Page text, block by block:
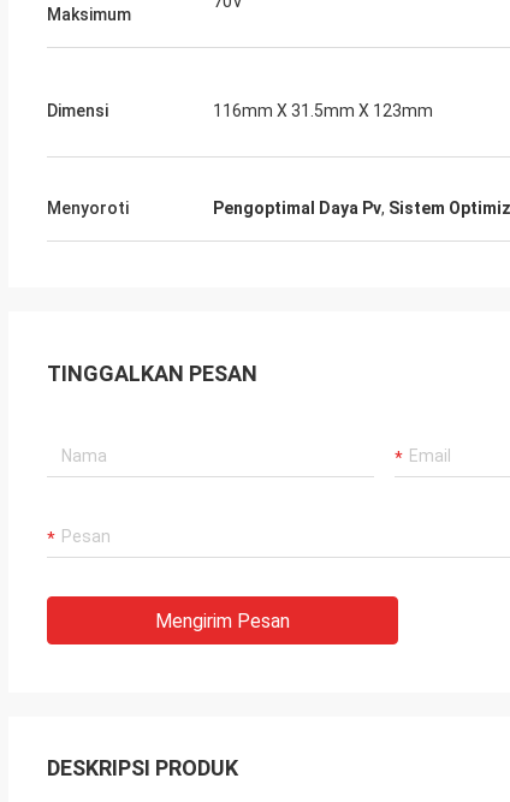
Maksimum
Dimensi 116mm X 31.5mm X 123mm
Menyoroti Pengoptimal Daya Pv, Sistem
TINGGALKAN PESAN
Mengirim Pesan
DESKRIPSI PRODUK